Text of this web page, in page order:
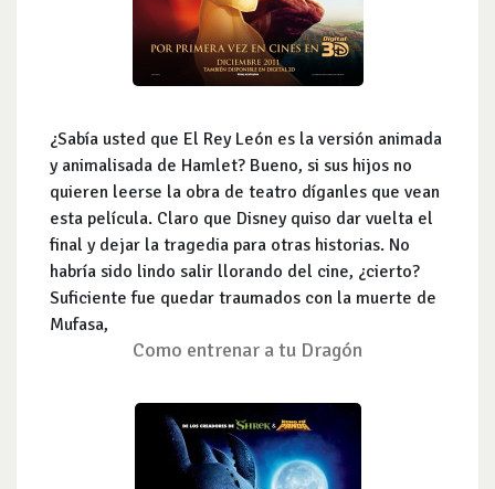
¿Sabía usted que El Rey León es la versión animada
y animalisada de Hamlet? Bueno, si sus hijos no
quieren leerse la obra de teatro díganles que vean
esta película. Claro que Disney quiso dar vuelta el
final y dejar la tragedia para otras historias. No
habría sido lindo salir llorando del cine, ¿cierto?
Suficiente fue quedar traumados con la muerte de
Mufasa,
Como entrenar a tu Dragón